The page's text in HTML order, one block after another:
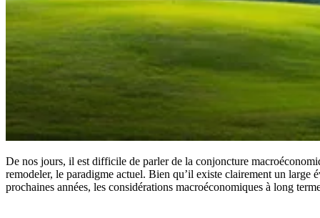
De nos jours, il est difficile de parler de la conjoncture
remodeler, le paradigme actuel. Bien qu’il existe clairement un large
prochaines années, les considérations macroéconomiques à long